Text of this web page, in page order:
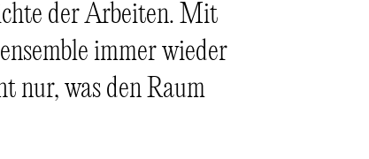
der Arbeiten. Mit
immer wieder
nur, was den Raum